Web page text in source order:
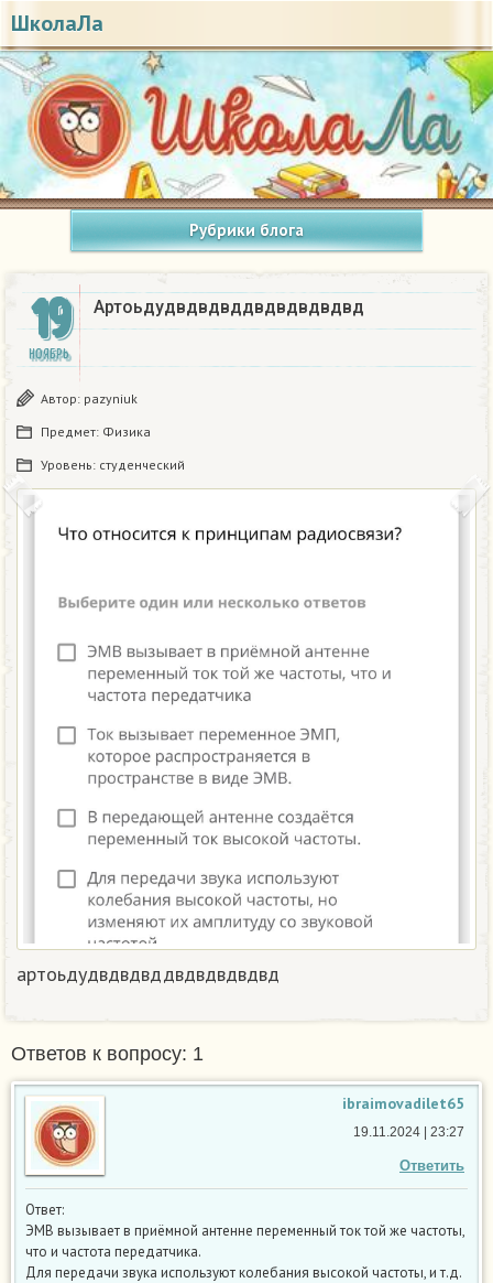
ШколаЛа
Рубрики блога
19
НОЯБРЬ
Артоьдудвдвдвддвдвдвдвдвд
Автор: pazyniuk
Предмет: Физика
Уровень: студенческий
артоьдудвдвдвддвдвдвдвдвд
Ответов к вопросу: 1
ibraimovadilet65
Ответить
19.11.2024 | 23:27
Ответ:
ЭМВ вызывает в приёмной антенне переменный ток той же частоты,
что и частота передатчика.
Для передачи звука используют колебания высокой частоты, и т.д.